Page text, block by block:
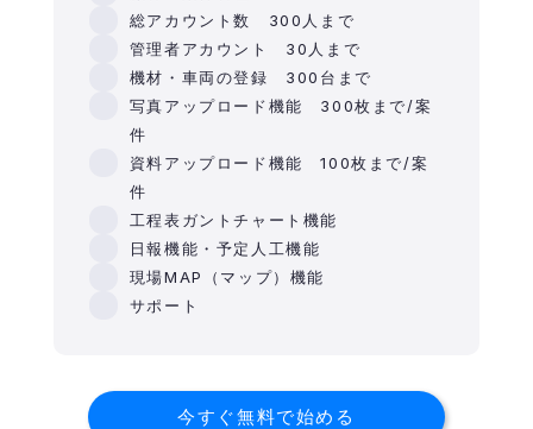
総アカウント数 300人まで
管理者アカウント 30人まで
機材・車両の登録 300台まで
写真アップロード機能 300枚まで/案
件
資料アップロード機能 100枚まで/案
件
工程表ガントチャート機能
日報機能・予定人工機能
現場MAP（マップ）機能
サポート
今すぐ無料で始める